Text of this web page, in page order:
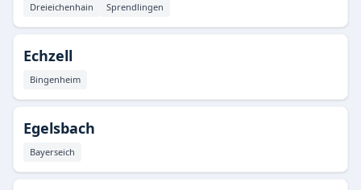
Dreieichenhain Sprendlingen
Echzell
Bingenheim
Egelsbach
Bayerseich